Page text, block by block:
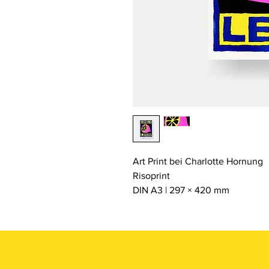
Art Print bei Charlotte Hornung
Risoprint
DIN A3 | 297 × 420 mm